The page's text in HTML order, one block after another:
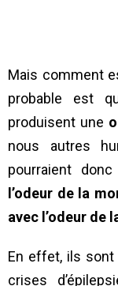
Mais comment
probable est
produisent une
nous autres
pourraient
l’odeur de la
avec l’odeur de
En effet, ils sont
crises